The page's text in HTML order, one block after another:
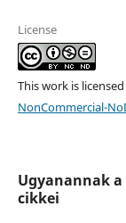
License
This work is
NonCommercial-
Ugyanannak
cikkei